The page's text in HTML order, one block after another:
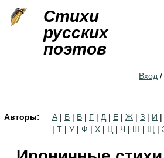
Стихи
русских
поэтов
Вход /
Авторы: А | Б | В | Г | Д | Е | Ж | З | И |
| Т | У | Ф | Х | Ц | Ч | Ш | Щ |